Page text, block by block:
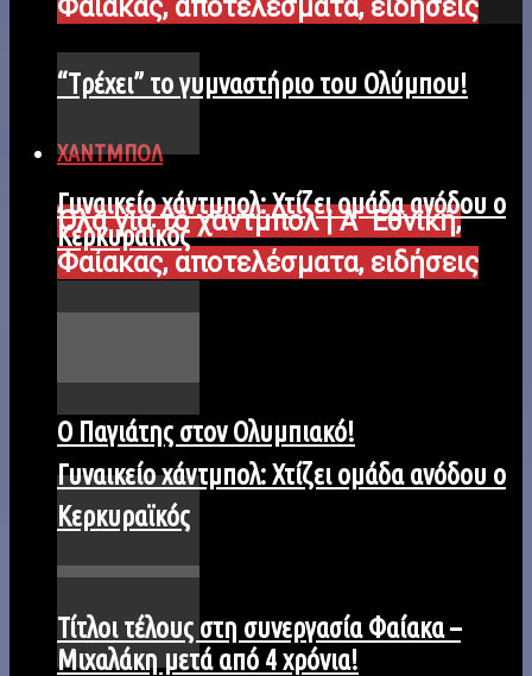
“Tρέχει” το γυμναστήριο του Ολύμπου!
ΧΑΝΤΜΠΟΛ
Όλα για το χάντμπολ | Α΄ Εθνική,
Φαίακας, αποτελέσματα, ειδήσεις
Γυναικείο χάντμπολ: Χτίζει ομάδα ανόδου ο
Κερκυραϊκός
Φαίακας, αποτελέσματα, ειδήσεις
Γυναικείο χάντμπολ: Χτίζει ομάδα ανόδου ο
Κερκυραϊκός
Ο Παγιάτης στον Ολυμπιακό!
Τίτλοι τέλους στη συνεργασία Φαίακα –
Μιχαλάκη μετά από 4 χρόνια!